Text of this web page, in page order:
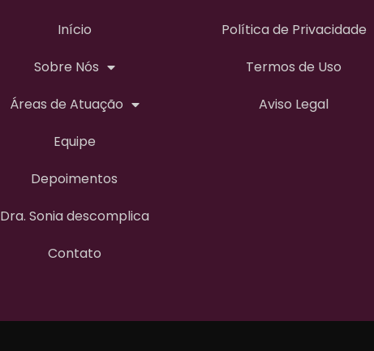
Início
Sobre Nós
Áreas de Atuação
Equipe
Depoimentos
Dra. Sonia descomplica
Contato
Política de Privacidade
Termos de Uso
Aviso Legal